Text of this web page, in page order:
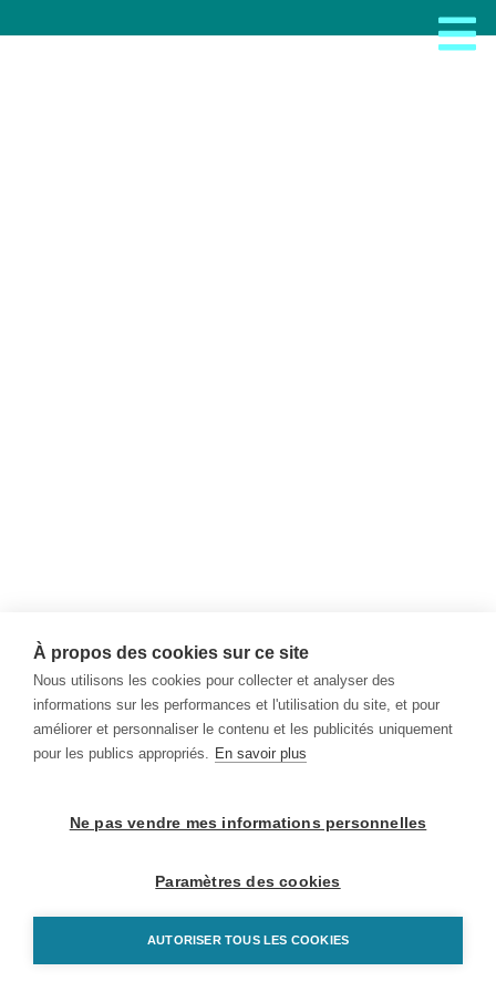
À propos des cookies sur ce site
Nous utilisons les cookies pour collecter et analyser des
informations sur les performances et l'utilisation du site, et pour
améliorer et personnaliser le contenu et les publicités uniquement
pour les publics appropriés. En savoir plus
Ne pas vendre mes informations personnelles
Paramètres des cookies
AUTORISER TOUS LES COOKIES